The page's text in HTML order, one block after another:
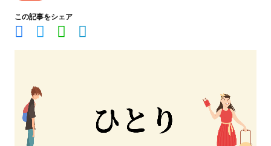
この記事をシェア